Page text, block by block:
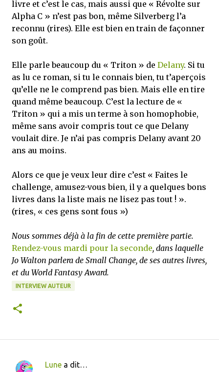
livre et c’est le cas, mais aussi que « Révolte sur
Alpha C » n’est pas bon, même Silverberg l’a
reconnu (rires). Elle est bien en train de façonner
son goût.
Elle parle beaucoup du « Triton » de Delany. Si tu
as lu ce roman, si tu le connais bien, tu t’aperçois
qu’elle ne le comprend pas bien. Mais elle en tire
quand même beaucoup. C’est la lecture de «
Triton » qui a mis un terme à son homophobie,
même sans avoir compris tout ce que Delany
voulait dire. Je n’ai pas compris Delany avant 20
ans au moins.
Alors ce que je veux leur dire c’est « Faites le
challenge, amusez-vous bien, il y a quelques bons
livres dans la liste mais ne lisez pas tout ! ».
(rires, « ces gens sont fous »)
Nous sommes déjà à la fin de cette première partie.
Rendez-vous mardi pour la seconde, dans laquelle
Jo Walton parlera de Small Change, de ses autres livres,
et du World Fantasy Award.
INTERVIEW AUTEUR
Lune a dit…